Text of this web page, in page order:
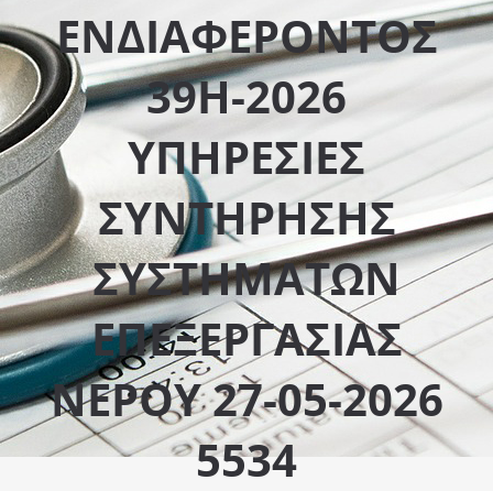
ΕΝΔΙΑΦΕΡΟΝΤΟΣ
39Η-2026
ΥΠΗΡΕΣΙΕΣ
ΣΥΝΤΗΡΗΣΗΣ
ΣΥΣΤΗΜΑΤΩΝ
ΕΠΕΞΕΡΓΑΣΙΑΣ
ΝΕΡΟΥ 27-05-2026
5534